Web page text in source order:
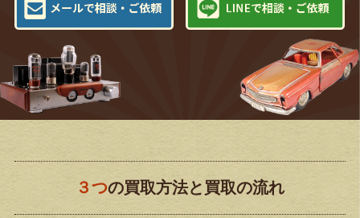
３つの買取方法と買取の流れ